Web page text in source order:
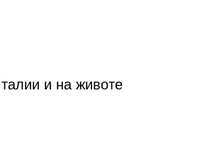
и на животе